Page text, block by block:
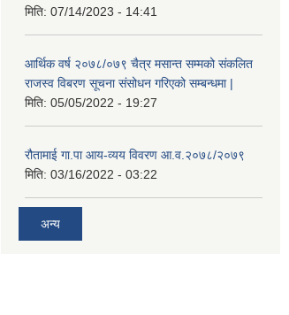
मिति: 07/14/2023 - 14:41
आर्थिक वर्ष २०७८/०७९ चैत्र मसान्त सम्मको संकलित
राजस्व विबरण सूचना संसोधन गरिएको सम्बन्धमा |
मिति: 05/05/2022 - 19:27
रौतामाई गा.पा आय-व्यय विवरण आ.व.२०७८/२०७९
मिति: 03/16/2022 - 03:22
अन्य